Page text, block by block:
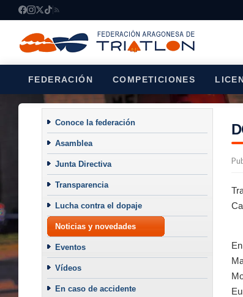
FEDERACIÓN COMPETICIONES
Conoce la federación
Asamblea
Junta Directiva
Transparencia
Lucha contra el dopaje
Noticias y novedades
Eventos
Vídeos
En caso de accidente